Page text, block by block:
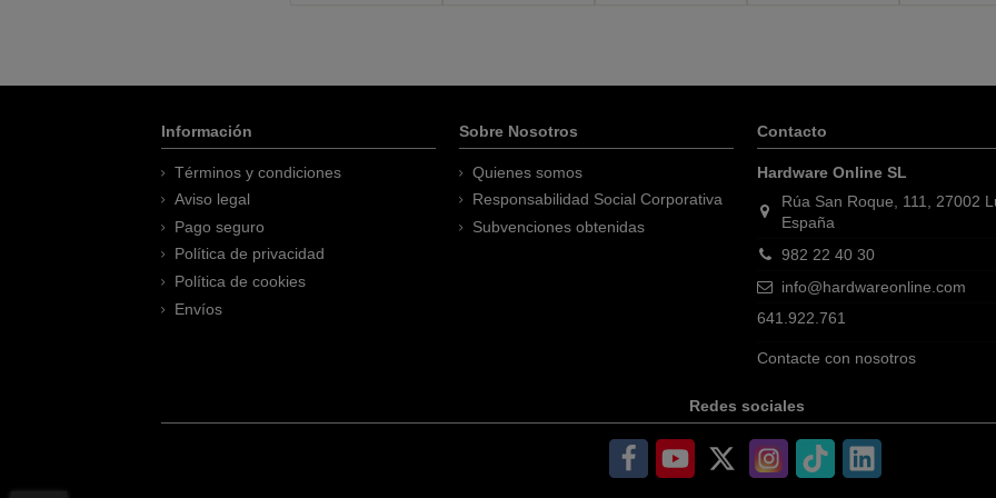
Información
Términos y condiciones
Aviso legal
Pago seguro
Política de privacidad
Política de cookies
Envíos
Sobre Nosotros
Quienes somos
Responsabilidad Social Corporativa
Subvenciones obtenidas
Contacto
Hardware Online SL
Rúa San Roque, 111, 27002
España
982 22 40 30
info@hardwareonline.com
641.922.761
Contacte con nosotros
Redes sociales